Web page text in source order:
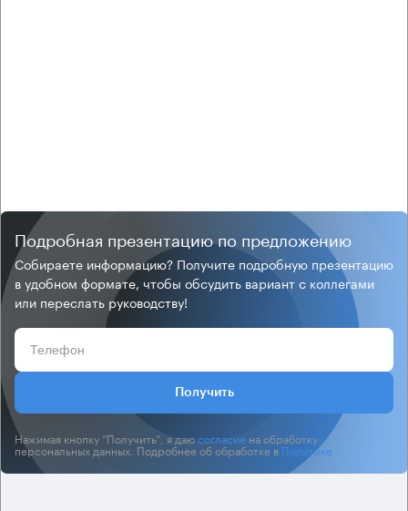
Подробная презентацию по предложению
Собираете информацию? Получите подробную презентацию
в удобном формате, чтобы обсудить вариант с коллегами
или переслать руководству!
Получить
Нажимая кнопку “Получить”, я даюсогласие на обработку
персональных данных. Подробнее об обработке вПолитике